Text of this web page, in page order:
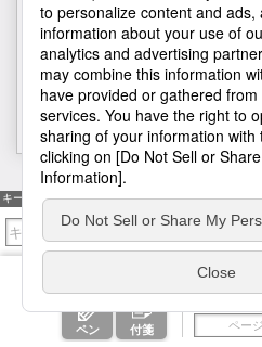
H1
キーワード検索
ペン 付箋